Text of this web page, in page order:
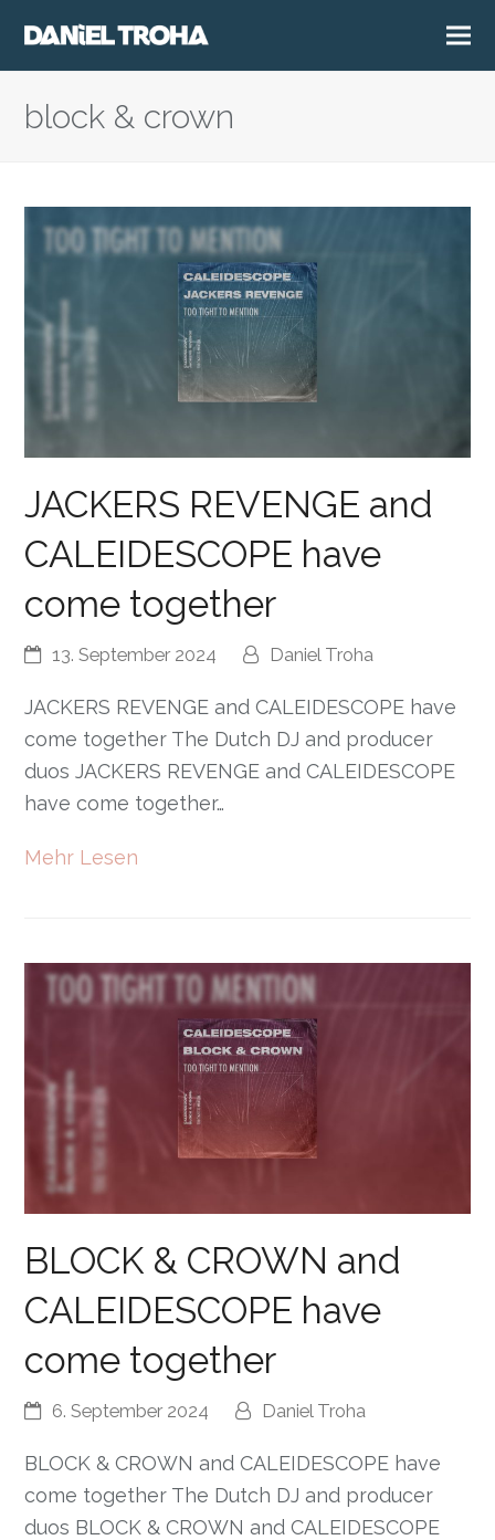
block & crown
JACKERS REVENGE and
CALEIDESCOPE have
come together
13. September 2024 Daniel Troha
JACKERS REVENGE and CALEIDESCOPE have
come together The Dutch DJ and producer
duos JACKERS REVENGE and CALEIDESCOPE
have come together…
Mehr Lesen
BLOCK & CROWN and
CALEIDESCOPE have
come together
6. September 2024 Daniel Troha
BLOCK & CROWN and CALEIDESCOPE have
come together The Dutch DJ and producer
duos BLOCK & CROWN and CALEIDESCOPE